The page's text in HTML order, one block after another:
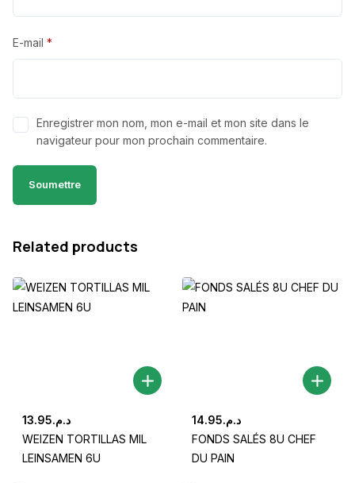
E-mail *
Enregistrer mon nom, mon e-mail et mon site dans le
navigateur pour mon prochain commentaire.
Related products
د.م.13.95
WEIZEN TORTILLAS MIL
LEINSAMEN 6U
د.م.14.95
FONDS SALÉS 8U CHEF
DU PAIN